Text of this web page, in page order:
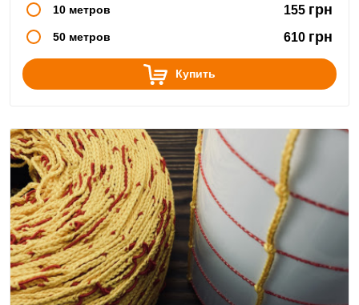
10 метров 155 грн
50 метров 610 грн
Купить